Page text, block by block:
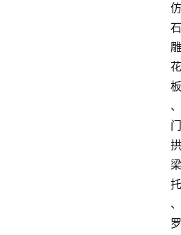
仿
石
雕
花
板
、
门
拱
梁
托
、
罗